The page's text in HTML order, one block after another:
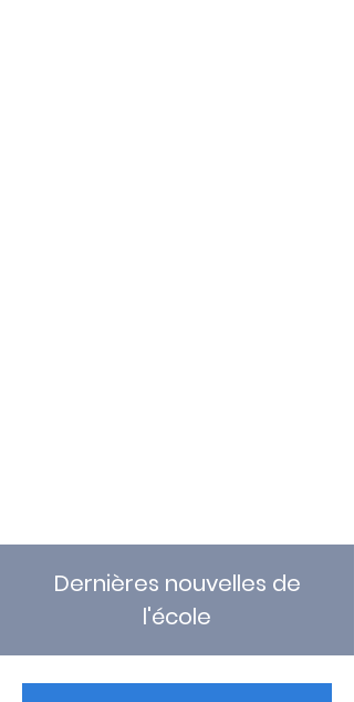
Dernières nouvelles de
l'école